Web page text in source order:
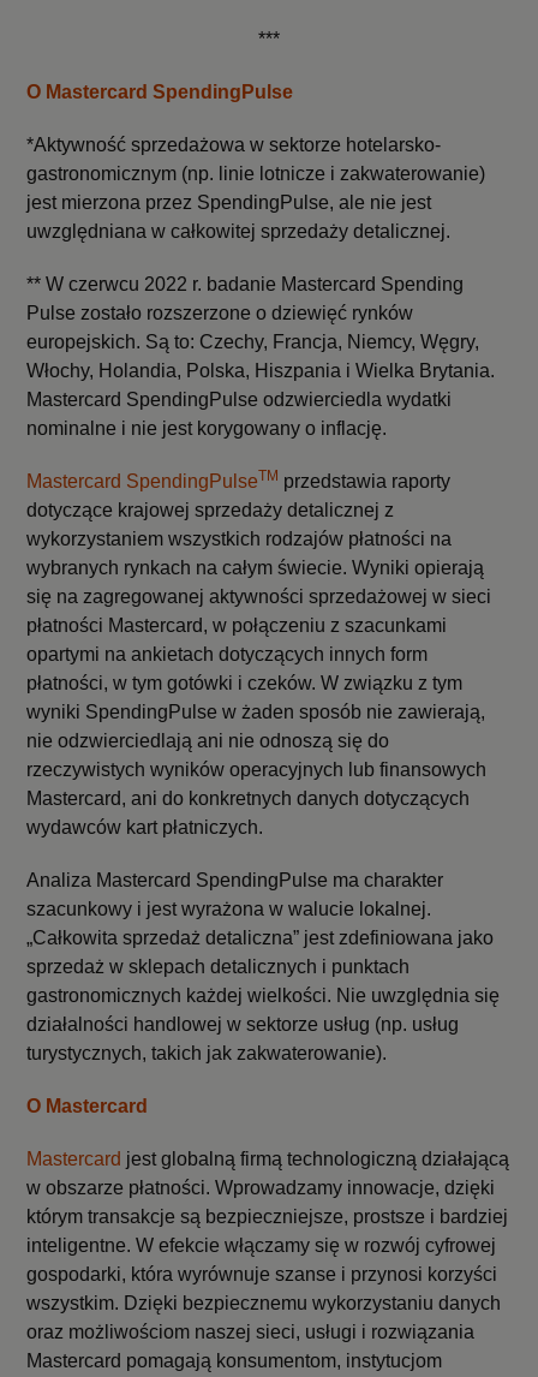
***
O Mastercard SpendingPulse
*Aktywność sprzedażowa w sektorze hotelarsko-
gastronomicznym (np. linie lotnicze i zakwaterowanie)
jest mierzona przez SpendingPulse, ale nie jest
uwzględniana w całkowitej sprzedaży detalicznej.
** W czerwcu 2022 r. badanie Mastercard Spending
Pulse zostało rozszerzone o dziewięć rynków
europejskich. Są to: Czechy, Francja, Niemcy, Węgry,
Włochy, Holandia, Polska, Hiszpania i Wielka Brytania.
Mastercard SpendingPulse odzwierciedla wydatki
nominalne i nie jest korygowany o inflację.
Mastercard SpendingPulseTM przedstawia raporty
dotyczące krajowej sprzedaży detalicznej z
wykorzystaniem wszystkich rodzajów płatności na
wybranych rynkach na całym świecie. Wyniki opierają
się na zagregowanej aktywności sprzedażowej w sieci
płatności Mastercard, w połączeniu z szacunkami
opartymi na ankietach dotyczących innych form
płatności, w tym gotówki i czeków. W związku z tym
wyniki SpendingPulse w żaden sposób nie zawierają,
nie odzwierciedlają ani nie odnoszą się do
rzeczywistych wyników operacyjnych lub finansowych
Mastercard, ani do konkretnych danych dotyczących
wydawców kart płatniczych.
Analiza Mastercard SpendingPulse ma charakter
szacunkowy i jest wyrażona w walucie lokalnej.
„Całkowita sprzedaż detaliczna” jest zdefiniowana jako
sprzedaż w sklepach detalicznych i punktach
gastronomicznych każdej wielkości. Nie uwzględnia się
działalności handlowej w sektorze usług (np. usług
turystycznych, takich jak zakwaterowanie).
O Mastercard
Mastercard jest globalną firmą technologiczną działającą
w obszarze płatności. Wprowadzamy innowacje, dzięki
którym transakcje są bezpieczniejsze, prostsze i bardziej
inteligentne. W efekcie włączamy się w rozwój cyfrowej
gospodarki, która wyrównuje szanse i przynosi korzyści
wszystkim. Dzięki bezpiecznemu wykorzystaniu danych
oraz możliwościom naszej sieci, usługi i rozwiązania
Mastercard pomagają konsumentom, instytucjom